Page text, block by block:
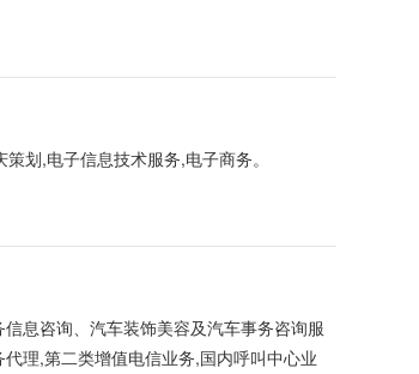
划,电子信息技术服务,电子商务。
息咨询、汽车装饰美容及汽车事务咨询服
理,第二类增值电信业务,国内呼叫中心业